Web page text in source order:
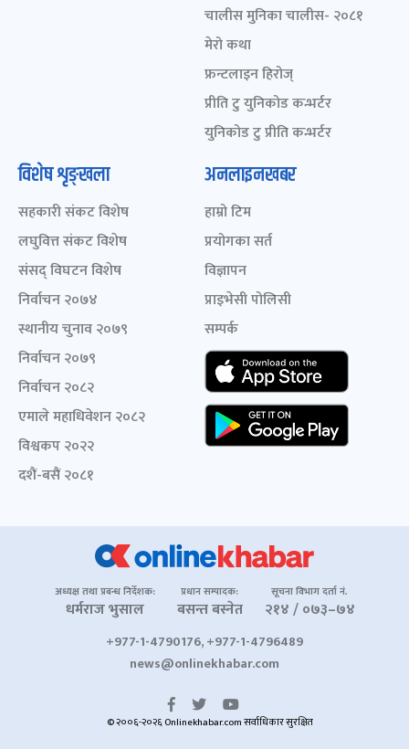
चालीस मुनिका चालीस- २०८१
मेरो कथा
फ्रन्टलाइन हिरोज्
प्रीति टु युनिकोड कन्भर्टर
युनिकोड टु प्रीति कन्भर्टर
विशेष शृङ्खला
सहकारी संकट विशेष
लघुवित्त संकट विशेष
संसद् विघटन विशेष
निर्वाचन २०७४
स्थानीय चुनाव २०७९
निर्वाचन २०७९
निर्वाचन २०८२
एमाले महाधिवेशन २०८२
विश्वकप २०२२
दशैं-बसैं २०८१
अनलाइनखबर
हाम्रो टिम
प्रयोगका सर्त
विज्ञापन
प्राइभेसी पोलिसी
सम्पर्क
अध्यक्ष तथा प्रबन्ध निर्देशक:
धर्मराज भुसाल
प्रधान सम्पादक:
बसन्त बस्नेत
सूचना विभाग दर्ता नं.
२१४ / ०७३–७४
+977-1-4790176, +977-1-4796489
news@onlinekhabar.com
© २००६-२०२६ Onlinekhabar.com सर्वाधिकार सुरक्षित